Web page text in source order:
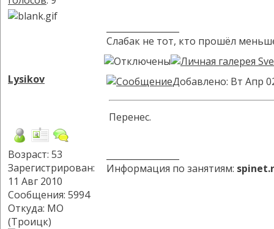
Слабак не тот, кто прошёл
Lysikov
Возраст: 53
Зарегистрирован:
11 Авг 2010
Сообщения: 5994
Откуда: МО
(Троицк)
Добавлено: Вт Апр
Перенес.
Информация по занятиям: